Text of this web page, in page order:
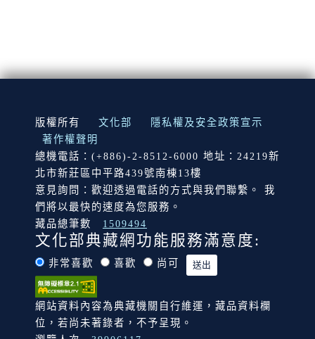
:::
版權所有 文化部
隱私權及安全政策宣示
著作權聲明
總機電話：(+886)-2-8512-6000 地址：24219新
北市新莊區中平路439號南棟13樓
意見詢問：歡迎透過電話的方式與我們聯繫。 我
們將以最快的速度為您服務。
藏品總筆數
1509494
文化部典藏網功能服務滿意度:
非常喜歡 喜歡 尚可
網站資料內容為典藏機關自行維運，藏品資料欄
位，若尚未著錄者，不予呈現。